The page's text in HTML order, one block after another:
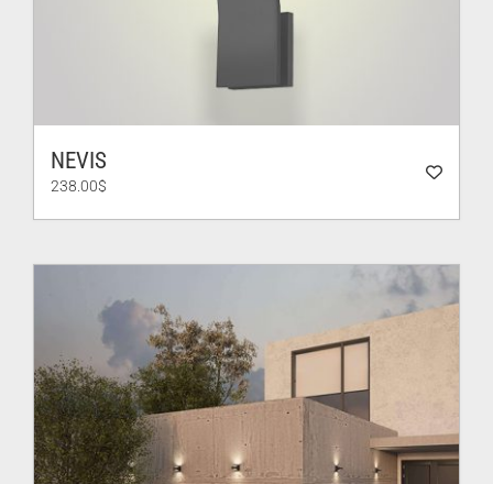
NEVIS
238.00$